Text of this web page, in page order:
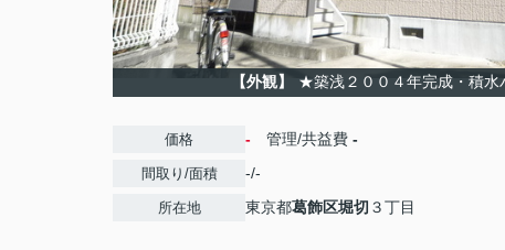
【外観】 ★築浅２００４年完成・積
価格 - 管理/共益費 -
間取り/面積 -/-
所在地 東京都葛飾区堀切 ３丁目